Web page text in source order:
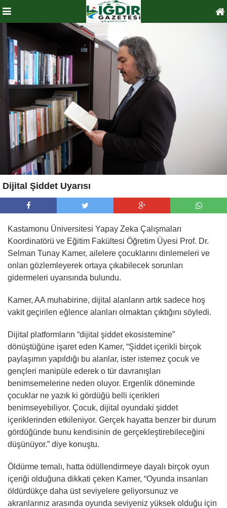
Dijital Şiddet Uyarısı
Kastamonu Üniversitesi Yapay Zeka Çalışmaları
Koordinatörü ve Eğitim Fakültesi Öğretim Üyesi Prof. Dr.
Selman Tunay Kamer, ailelere çocuklarını dinlemeleri ve
onları gözlemleyerek ortaya çıkabilecek sorunları
gidermeleri uyarısında bulundu.
Kamer, AA muhabirine, dijital alanların artık sadece hoş
vakit geçirilen eğlence alanları olmaktan çıktığını söyledi.
Dijital platformların “dijital şiddet ekosistemine”
dönüştüğüne işaret eden Kamer, “Şiddet içerikli birçok
paylaşımın yapıldığı bu alanlar, ister istemez çocuk ve
gençleri manipüle ederek o tür davranışları
benimsemelerine neden oluyor. Ergenlik döneminde
çocuklar ne yazık ki gördüğü belli içerikleri
benimseyebiliyor. Çocuk, dijital oyundaki şiddet
içeriklerinden etkileniyor. Gerçek hayatta benzer bir durum
gördüğünde bunu kendisinin de gerçekleştirebileceğini
düşünüyor.” diye konuştu.
Öldürme temalı, hatta ödüllendirmeye dayalı birçok oyun
içeriği olduğuna dikkati çeken Kamer, “Oyunda insanları
öldürdükçe daha üst seviyelere geliyorsunuz ve
akranlarınız arasında oyunda seviyeniz yüksek olduğu için